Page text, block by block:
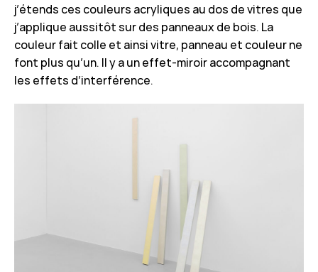
j’étends ces couleurs acryliques au dos de vitres que
j’applique aussitôt sur des panneaux de bois. La
couleur fait colle et ainsi vitre, panneau et couleur ne
font plus qu’un. Il y a un effet-miroir accompagnant
les effets d’interférence.